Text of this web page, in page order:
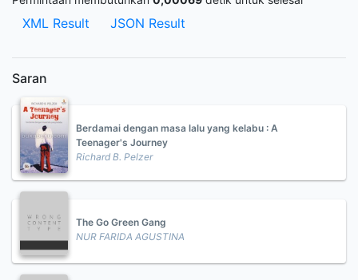
XML Result JSON Result
Saran
Berdamai dengan masa lalu yang kelabu : A
Teenager's Journey
Richard B. Pelzer
The Go Green Gang
NUR FARIDA AGUSTINA